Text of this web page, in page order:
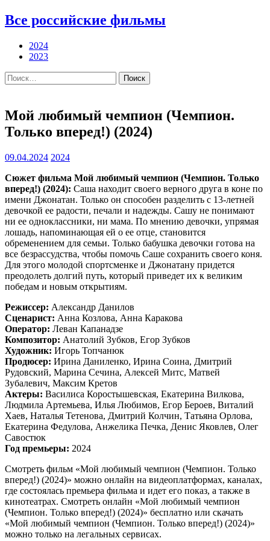
Все российские фильмы
2024
2023
Найти:
Мой любимый чемпион (Чемпион.
Только вперед!) (2024)
09.04.2024 2024
Сюжет фильма Мой любимый чемпион (Чемпион. Только
вперед!) (2024): Саша находит своего верного друга в коне по
имени Джонатан. Только он способен разделить с 13-летней
девочкой ее радости, печали и надежды. Сашу не понимают
ни ее одноклассники, ни мама. По мнению девочки, упрямая
лошадь, напоминающая ей о ее отце, становится
обременением для семьи. Только бабушка девочки готова на
все безрассудства, чтобы помочь Саше сохранить своего коня.
Для этого молодой спортсменке и Джонатану придется
преодолеть долгий путь, который приведет их к великим
победам и новым открытиям.
Режиссер: Александр Данилов
Сценарист: Анна Козлова, Анна Каракова
Оператор: Леван Капанадзе
Композитор: Анатолий Зубков, Егор Зубков
Художник: Игорь Топчанюк
Продюсер: Ирина Даниленко, Ирина Соина, Дмитрий
Рудовский, Марина Сечина, Алексей Митс, Матвей
Зубалевич, Максим Кретов
Актеры: Василиса Коростышевская, Екатерина Вилкова,
Людмила Артемьева, Илья Любимов, Егор Бероев, Виталий
Хаев, Наталья Тетенова, Дмитрий Колчин, Татьяна Орлова,
Екатерина Федулова, Анжелика Печка, Денис Яковлев, Олег
Савостюк
Год премьеры: 2024
Смотреть фильм «Мой любимый чемпион (Чемпион. Только
вперед!) (2024)» можно онлайн на видеоплатформах, каналах,
где состоялась премьера фильма и идет его показ, а также в
кинотеатрах. Смотреть онлайн «Мой любимый чемпион
(Чемпион. Только вперед!) (2024)» бесплатно или скачать
«Мой любимый чемпион (Чемпион. Только вперед!) (2024)»
можно только на легальных сервисах.